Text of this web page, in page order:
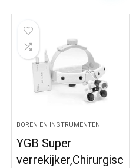
BOREN EN INSTRUMENTEN
YGB Super
verrekijker,Chirurgisc